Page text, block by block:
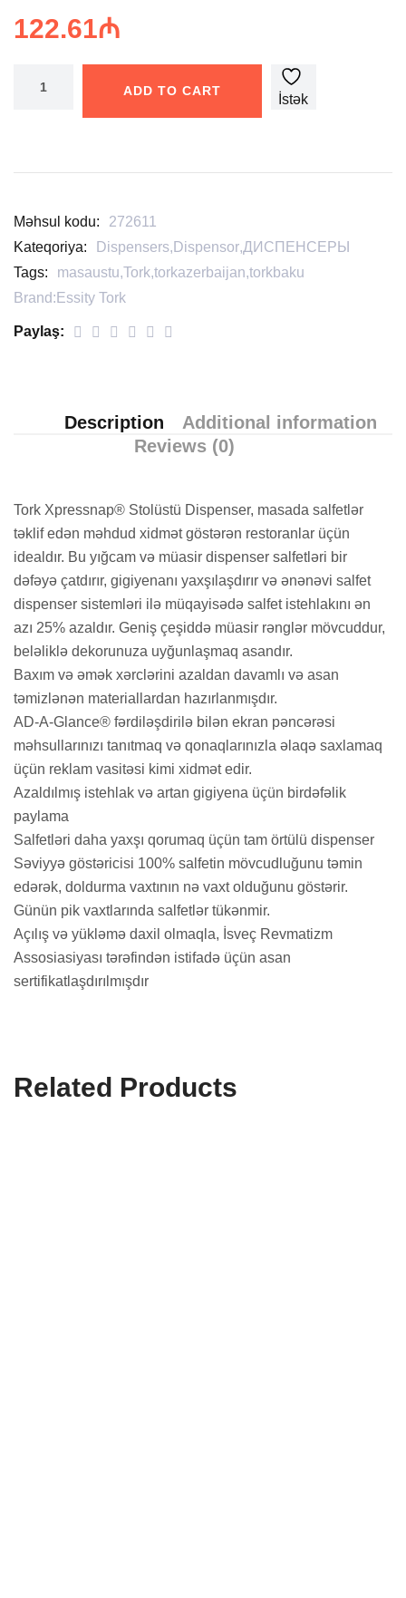
122.61₼
ADD TO CART
İstək
edin
Məhsul kodu:
272611
Kateqoriya:
Dispensers, Dispensor,ДИСПЕНСЕРЫ
Tags:
masaustu,Tork,torkazerbaijan,torkbaku
Brand: Essity Tork
Paylaş:
Description
Additional information
Reviews (0)
Tork Xpressnap® Stolüstü Dispenser, masada salfetlər
təklif edən məhdud xidmət göstərən restoranlar üçün
idealdır. Bu yığcam və müasir dispenser salfetləri bir
dəfəyə çatdırır, gigiyenanı yaxşılaşdırır və ənənəvi salfet
dispenser sistemləri ilə müqayisədə salfet istehlakını ən
azı 25% azaldır. Geniş çeşiddə müasir rənglər mövcuddur,
beləliklə dekorunuza uyğunlaşmaq asandır.
Baxım və əmək xərclərini azaldan davamlı və asan
təmizlənən materiallardan hazırlanmışdır.
AD-A-Glance® fərdiləşdirilə bilən ekran pəncərəsi
məhsullarınızı tanıtmaq və qonaqlarınızla əlaqə saxlamaq
üçün reklam vasitəsi kimi xidmət edir.
Azaldılmış istehlak və artan gigiyena üçün birdəfəlik
paylama
Salfetləri daha yaxşı qorumaq üçün tam örtülü dispenser
Səviyyə göstəricisi 100% salfetin mövcudluğunu təmin
edərək, doldurma vaxtının nə vaxt olduğunu göstərir.
Günün pik vaxtlarında salfetlər tükənmir.
Açılış və yükləmə daxil olmaqla, İsveç Revmatizm
Assosiasiyası tərəfindən istifadə üçün asan
sertifikatlaşdırılmışdır
Related Products